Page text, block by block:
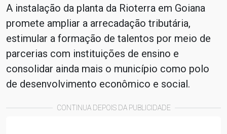
A instalação da planta da Rioterra em Goiana
promete ampliar a arrecadação tributária,
estimular a formação de talentos por meio de
parcerias com instituições de ensino e
consolidar ainda mais o município como polo
de desenvolvimento econômico e social.
CONTINUA DEPOIS DA PUBLICIDADE